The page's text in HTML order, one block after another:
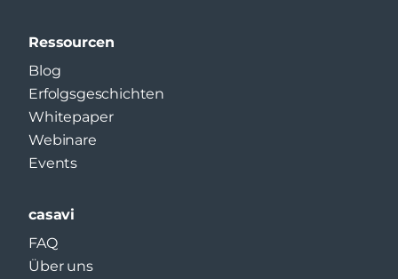
Ressourcen
Blog
Erfolgsgeschichten
Whitepaper
Webinare
Events
casavi
FAQ
Über uns